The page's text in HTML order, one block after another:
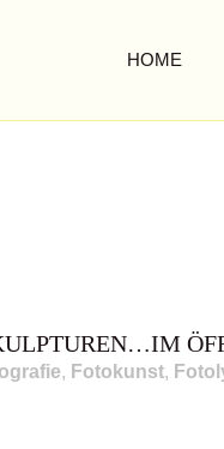
HOME
, Fotokunst,